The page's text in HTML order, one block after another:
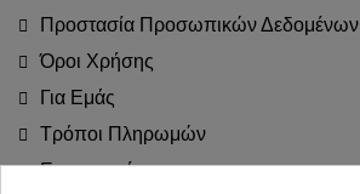
Προστασία Προσωπικών Δεδομένων
Όροι Χρήσης
Για Εμάς
Τρόποι Πληρωμών
Επιστροφές